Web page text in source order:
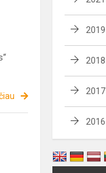
2019
2018
2017
2016